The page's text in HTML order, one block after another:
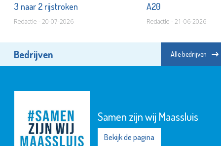
3 naar 2 rijstroken
Redactie - 20-07-2026
A20
Redactie - 21-06-2026
Bedrijven Alle bedrijven
Samen zijn wij Maassluis
Bekijk de pagina